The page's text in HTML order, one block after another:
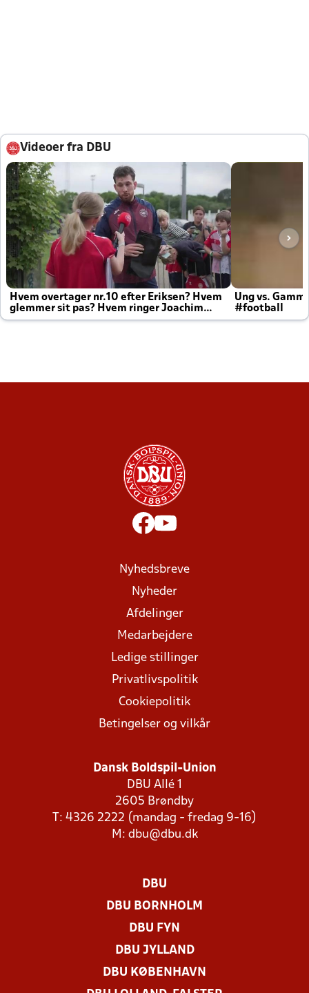
Videoer fra DBU
Hvem overtager nr.10 efter Eriksen? Hvem
glemmer sit pas? Hvem ringer Joachim
altid til efter kampe?
Ung vs.
#football
Nyhedsbreve
Nyheder
Afdelinger
Medarbejdere
Ledige stillinger
Privatlivspolitik
Cookiepolitik
Betingelser og vilkår
Dansk Boldspil-Union
DBU Allé 1
2605 Brøndby
T: 4326 2222 (mandag - fredag 9-16)
M: dbu@dbu.dk
DBU
DBU BORNHOLM
DBU FYN
DBU JYLLAND
DBU KØBENHAVN